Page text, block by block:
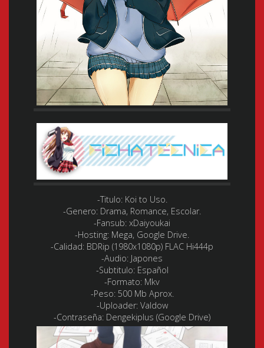
-Titulo: Koi to Uso.
-Genero: Drama, Romance, Escolar.
-Fansub: xDaiyoukai
-Hosting: Mega, Google Drive.
-Calidad: BDRip (1980x1080p) FLAC Hi444p
-Audio: Japones
-Subtitulo:Español
-Formato: Mkv
-Peso: 500 Mb Aprox.
-Uploader: Valdow
-Contraseña: Dengekiplus (Google Drive)